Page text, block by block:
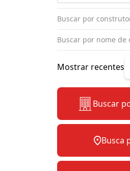
Mostrar recentes
Buscar
Busca